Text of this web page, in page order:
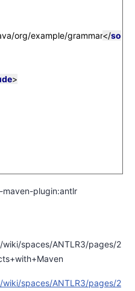
org/example/grammar</so
>
maven-plugin:antlr
spaces/ANTLR3/pages/2
spaces/ANTLR3/pages/2